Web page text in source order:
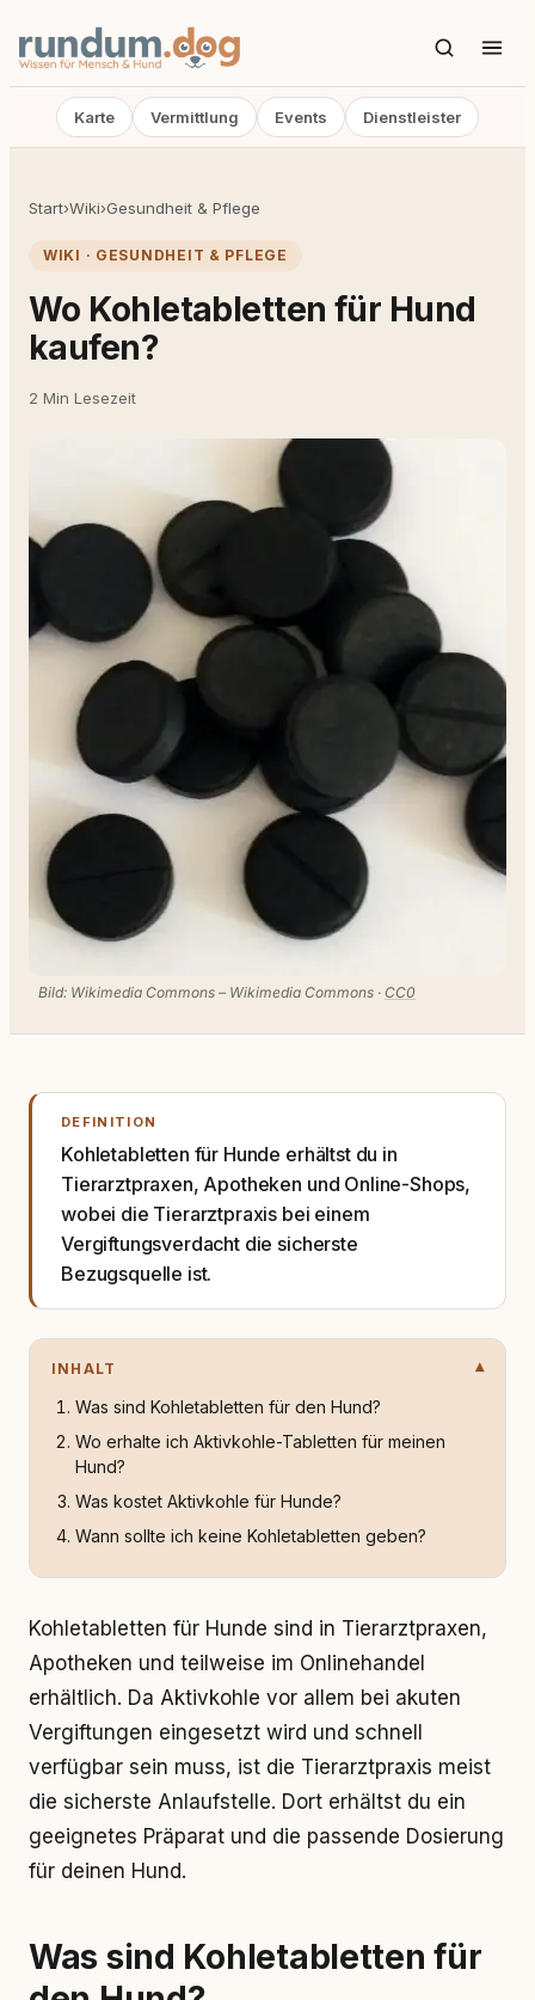
Karte Vermittlung Events Dienstleister
Start›Wiki›Gesundheit & Pflege
WIKI · GESUNDHEIT & PFLEGE
Wo Kohletabletten für Hund
kaufen?
2 Min Lesezeit
Bild: Wikimedia Commons – Wikimedia Commons · CC0
DEFINITION
Kohletabletten für Hunde erhältst du in
Tierarztpraxen, Apotheken und Online-Shops,
wobei die Tierarztpraxis bei einem
Vergiftungsverdacht die sicherste
Bezugsquelle ist.
INHALT
Was sind Kohletabletten für den Hund?
Wo erhalte ich Aktivkohle-Tabletten für meinen
Hund?
Was kostet Aktivkohle für Hunde?
Wann sollte ich keine Kohletabletten geben?
Kohletabletten für Hunde sind in Tierarztpraxen,
Apotheken und teilweise im Onlinehandel
erhältlich. Da Aktivkohle vor allem bei akuten
Vergiftungen eingesetzt wird und schnell
verfügbar sein muss, ist die Tierarztpraxis meist
die sicherste Anlaufstelle. Dort erhältst du ein
geeignetes Präparat und die passende Dosierung
für deinen Hund.
Was sind Kohletabletten für